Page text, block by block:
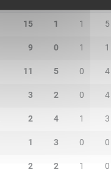
15 1 1 5
9 0 1 1
11 5 0 4
3 2 0 4
2 4 1 3
1 3 0 0
2 2 1 0